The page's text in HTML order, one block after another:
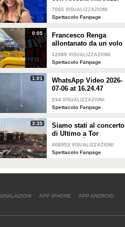
7065 VISUALIZZAZIONI
Spettacolo Fanpage
0:05
Francesco Renga
allontanato da un volo
Ryanair dopo una
discussione con gli
12080 VISUALIZZAZIONI
Spettacolo Fanpage
1:01
WhatsApp Video 2026-
07-06 at 16.24.47
234 VISUALIZZAZIONI
Spettacolo Fanpage
3:35
Siamo stati al concerto
di Ultimo a Tor
Vergata: "È il giorno
che aspettavo, questa è
408953 VISUALIZZAZIONI
Spettacolo Fanpage
APP IPHONE APP ANDROID